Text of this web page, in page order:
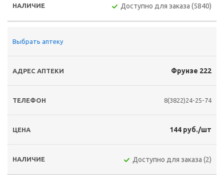
Доступно для заказа (5840)
Выбрать аптеку
Фрунзе 222
8(3822)24-25-74
144 руб./шт
Доступно для заказа (2)